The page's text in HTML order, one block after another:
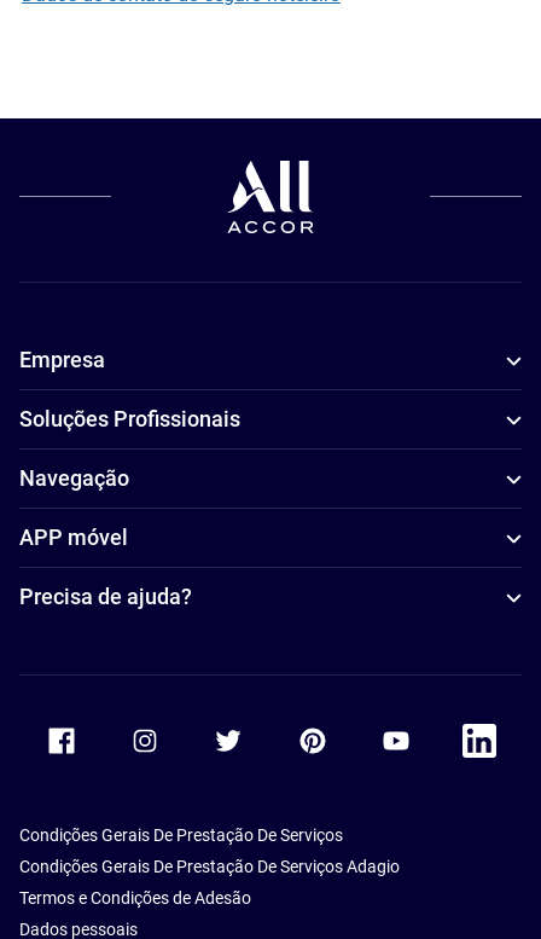
Empresa
Soluções Profissionais
Navegação
APP móvel
Precisa de ajuda?
Accor Facebook Accor TwitterAccor PinterestAccor Youtube
Accor
Condições Gerais De Prestação De Serviços
Condições Gerais De Prestação De Serviços Adagio
Termos e Condições de Adesão
Dados pessoais